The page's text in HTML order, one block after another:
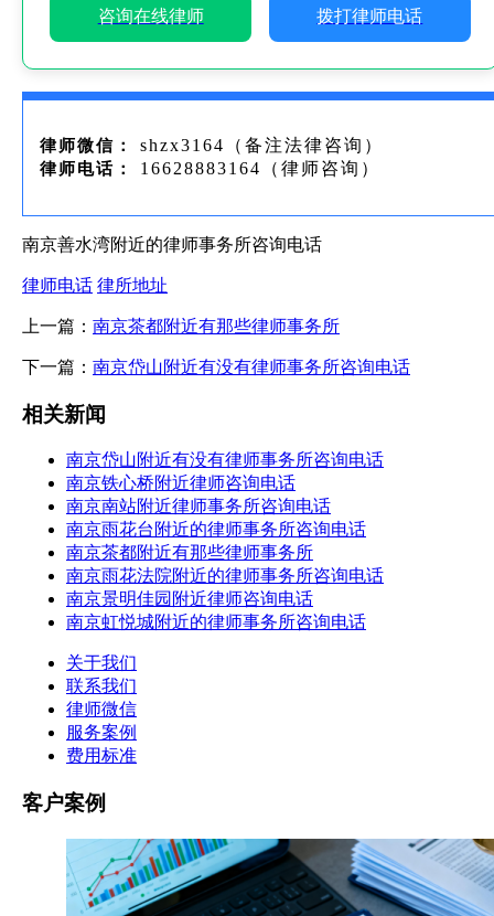
咨询在线律师 拨打律师电话
律师微信： shzx3164（备注法律咨询）
律师电话： 16628883164（律师咨询）
南京善水湾附近的律师事务所咨询电话
律师电话 律所地址
上一篇： 南京茶都附近有那些律师事务所
下一篇： 南京岱山附近有没有律师事务所咨询电话
相关新闻
南京岱山附近有没有律师事务所咨询电话
南京铁心桥附近律师咨询电话
南京南站附近律师事务所咨询电话
南京雨花台附近的律师事务所咨询电话
南京茶都附近有那些律师事务所
南京雨花法院附近的律师事务所咨询电话
南京景明佳园附近律师咨询电话
南京虹悦城附近的律师事务所咨询电话
关于我们
联系我们
律师微信
服务案例
费用标准
客户案例